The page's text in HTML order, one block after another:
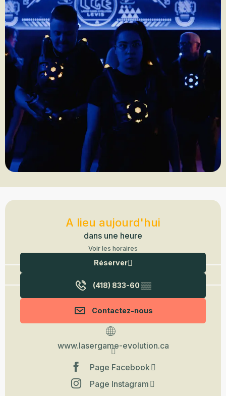
Ouverture et coordonnées
A lieu aujourd'hui
dans une heure
Voir les horaires
Réserver
(418) 833-60▒▒
Contactez-nous
www.lasergame-evolution.ca
Page Facebook
Page Instagram